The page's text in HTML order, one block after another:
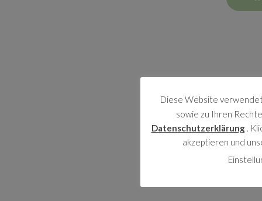
Diese Website
sowie zu Ihren
Datenschutzerklärung.
akzeptieren und